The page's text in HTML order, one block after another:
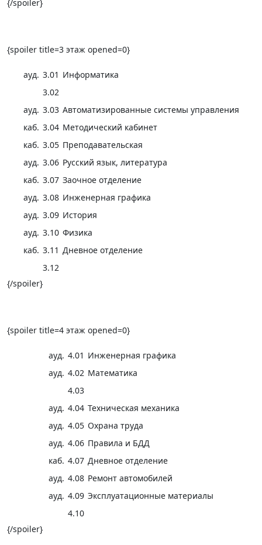
{/spoiler}
{spoiler title=3 этаж opened=0}
ауд. 3.01 Информатика
3.02
ауд. 3.03 Автоматизированные системы управления
каб. 3.04 Методический кабинет
каб. 3.05 Преподавательская
ауд. 3.06 Русский язык, литература
каб. 3.07 Заочное отделение
ауд. 3.08 Инженерная графика
ауд. 3.09 История
ауд. 3.10 Физика
каб. 3.11 Дневное отделение
3.12
{/spoiler}
{spoiler title=4 этаж opened=0}
ауд. 4.01 Инженерная графика
ауд. 4.02 Математика
4.03
ауд. 4.04 Техническая механика
ауд. 4.05 Охрана труда
ауд. 4.06 Правила и БДД
каб. 4.07 Дневное отделение
ауд. 4.08 Ремонт автомобилей
ауд. 4.09 Эксплуатационные материалы
4.10
{/spoiler}